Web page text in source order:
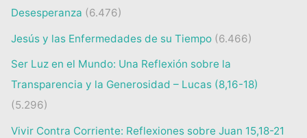
Desesperanza (6.476)
Jesús y las Enfermedades de su Tiempo (6.466)
Ser Luz en el Mundo: Una Reflexión sobre la
Transparencia y la Generosidad – Lucas (8,16-18)
(5.296)
Vivir Contra Corriente: Reflexiones sobre Juan 15,18-21